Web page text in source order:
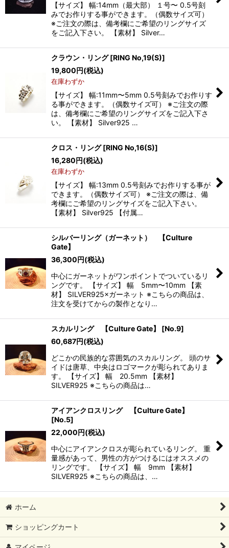
【サイズ】 幅:14mm（最大部） １号〜 0.5号刻
みでお作りする事ができます。（偶数サイズ可）
※ご注文の際は、備考欄にご希望のリングサイズ
をご記入下さい。 【素材】 Silver…
クラウン・リング [RING No,19(S)]
19,800円(税込)
在庫わずか
【サイズ】 幅:11mm〜5mm 0.5号刻みでお作りす
る事ができます。（偶数サイズ可） ※ご注文の際
は、備考欄にご希望のリングサイズをご記入下さ
い。 【素材】 Silver925 …
クロス・リング [RING No,16(S)]
16,280円(税込)
在庫わずか
【サイズ】 幅:13mm 0.5号刻みでお作りする事が
できます。（偶数サイズ可） ※ご注文の際は、備
考欄にご希望のリングサイズをご記入下さい。
【素材】 Silver925 【付属…
シルバーリング（ガーネット） 【Culture
Gate】
36,300円(税込)
中心にガーネットがワンポイントでついているリ
ングです。 【サイズ】 幅 5mm〜10mm 【素
材】 SILVER925×ガーネット ※こちらの商品は、
注文を受けてからの製作となり…
スカルリング 【Culture Gate】 [No.9]
60,687円(税込)
どこかの民族的な雰囲気のスカルリング。 頭のサ
イドは唐草、中央はロゴマークが彫られてありま
す。 【サイズ】 幅 20.5mm 【素材】
SILVER925 ※こちらの商品は…
アイアンクロスリング 【Culture Gate】
[No.5]
22,000円(税込)
中心にアイアンクロスが彫られているリング。 重
量感があって、男性の方がつけるにはオススメの
リングです。 【サイズ】 幅 9mm 【素材】
SILVER925 ※こちらの商品は、…
ホーム
ショッピングカート